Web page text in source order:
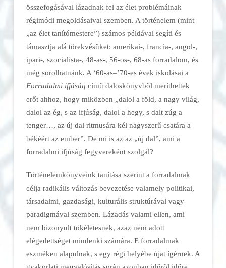
összefogásával lázadnak fel az élet problémáinak
régimódi meg­ol­dá­­saival szemben. A tör­té­nelem (mint
„az élet tanítómestere”) számos pél­dá­val segíti és
támasztja alá törekvésüket: amerikai-, francia-, angol-,
ipari-, szocialista-, 48-as-, 56-os-, 68-as forradalom, és
még so­rolhatnánk. A ‘60-as–’70-es évek is­ko­lá­sai a
For­ra­dalmi ifjúság című daloskönyvből me­rít­hettek
erőt ah­hoz, hogy miközben „dalol a föld, a nagy világ,
dalol az ég, s az ifjúság, dalol a hegy, s dalt zúg a
tenger…, az új dal ritmusára kél nagyszerű csatára a
békéért az ember”. De mi is az az „új dal”, ami a
forradalmi ifjúság fegyvereként szolgál?
Történelemkönyveink tanítása sze­­­rint a forradalmak
célja radikális vál­to­zás bevezetése valamely po­li­tikai,
társadalmi, gazdasági, kul­tu­rális struk­túrával vagy
paradigmával szem­ben. Lázadás valami ellen, ami
nem bizonyult tökéletesnek, azaz nem adott
elégedettséget mindenki számára. E forradalmak
eszméken alapulnak, s egy régi helyébe újat ígérnek. A